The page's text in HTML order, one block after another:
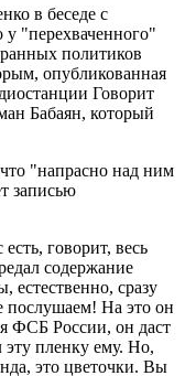
в беседе с
у "перехваченного"
политиков
опубликованная
Говорит
Бабаян, который
"напрасно над ним
записью
говорит, весь
содержание
сразу
послушаем! На это он
ФСБ России, он даст
эту пленку ему. Но,
это цветочки. Вы